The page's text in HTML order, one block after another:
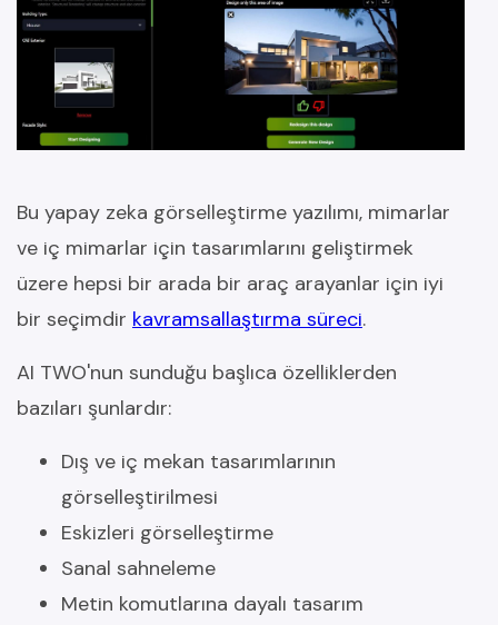
Bu yapay zeka görselleştirme yazılımı, mimarlar
ve iç mimarlar için tasarımlarını geliştirmek
üzere hepsi bir arada bir araç arayanlar için iyi
bir seçimdir kavramsallaştırma süreci.
AI TWO'nun sunduğu başlıca özelliklerden
bazıları şunlardır:
Dış ve iç mekan tasarımlarının
görselleştirilmesi
Eskizleri görselleştirme
Sanal sahneleme
Metin komutlarına dayalı tasarım